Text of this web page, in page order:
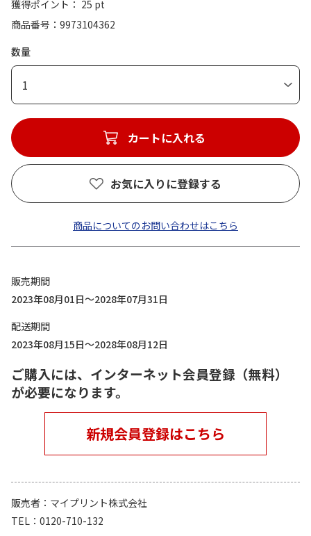
獲得ポイント： 25 pt
商品番号
9973104362
数量
1
カートに入れる
お気に入りに登録する
商品についてのお問い合わせはこちら
販売期間
2023年08月01日～2028年07月31日
配送期間
2023年08月15日～2028年08月12日
ご購入には、インターネット会員登録（無料）
が必要になります。
新規会員登録はこちら
販売者
マイプリント株式会社
TEL
0120-710-132